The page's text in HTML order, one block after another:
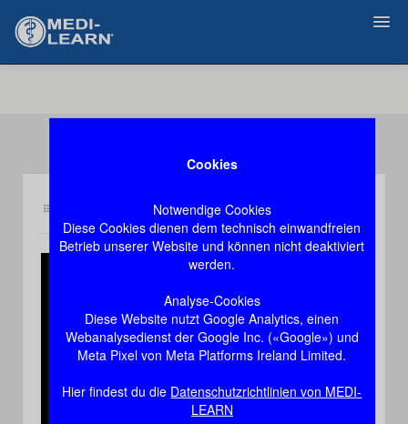
Cookies
Notwendige Cookies
Diese Cookies dienen dem technisch einwandfreien
Betrieb unserer Website und können nicht deaktiviert
werden.
Analyse-Cookies
Diese Website nutzt Google Analytics, einen
Webanalysedienst der Google Inc. («Google») und
Meta Pixel von Meta Platforms Ireland Limited.
Hier findest du die Datenschutzrichtlinien von MEDI-
LEARN
Demozugang, das Video stoppt nach 60 Sekunden
Video